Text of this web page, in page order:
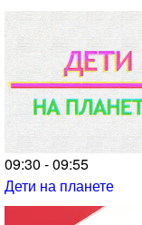
09:30 - 09:55
Дети на планете